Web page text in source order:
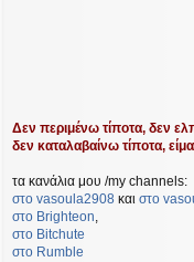
Δεν περιμένω τίποτα, δεν
δεν καταλαβαίνω τίποτα,
τα κανάλια μου /my channels:
στο vasoula2908 και στο
στο Βrighteon,
στο Bitchute
στο Rumble